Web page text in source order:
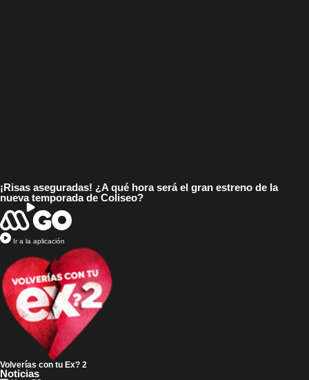
¡Risas aseguradas! ¿A qué hora será el gran estreno de la
nueva temporada de Coliseo?
Ir a la aplicación
Volverías con tu Ex? 2
Noticias